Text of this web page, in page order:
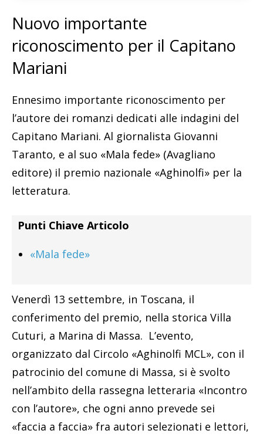
Nuovo importante
riconoscimento per il Capitano
Mariani
Ennesimo importante riconoscimento per
l’autore dei romanzi dedicati alle indagini del
Capitano Mariani. Al giornalista Giovanni
Taranto, e al suo «Mala fede» (Avagliano
editore) il premio nazionale «Aghinolfi» per la
letteratura.
Punti Chiave Articolo
«Mala fede»
Venerdì 13 settembre, in Toscana, il
conferimento del premio, nella storica Villa
Cuturi, a Marina di Massa. L’evento,
organizzato dal Circolo «Aghinolfi MCL», con il
patrocinio del comune di Massa, si è svolto
nell’ambito della rassegna letteraria «Incontro
con l’autore», che ogni anno prevede sei
«faccia a faccia» fra autori selezionati e lettori,